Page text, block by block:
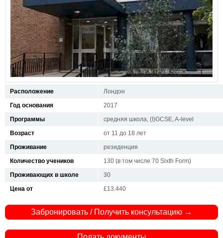
Расположение
Лондон
Год основания
2017
Программы
средняя школа, (I)GCSE, A-level
Возраст
от 11 до 18 лет
Проживание
резиденция
Количество учеников
130 (в том числе 70 Sixth Form)
Проживающих в школе
30
Цена от
£13.440
Забронировать / Получить консультацию →